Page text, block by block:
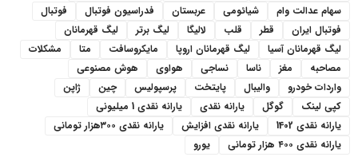
سهام عدالت وام
شیائومی عربستان فدراسیون فوتبال
فوتبال
فوتبال ایران
قطر قلب لالیگا لیگ برتر
لیگ قهرمانان
لیگ قهرمانان آسیا
لیگ قهرمانان اروپا مایکروسافت متا
مشکلات
مصاحبه
مغز ناسا نساجی هواوی
هوش مصنوعی
واردات خودرو
والیبال پایتخت پرسپولیس چین
ژاپن
کپی لینک
گوگل یارانه نقدی
یارانه نقدی 1 میلیونی
یارانه نقدی 1402
یارانه نقدی افزایش
یارانه نقدی ۳۰۰هزار تومانی
یارانه نقدی ۴۰۰ هزار تومانی
یورو